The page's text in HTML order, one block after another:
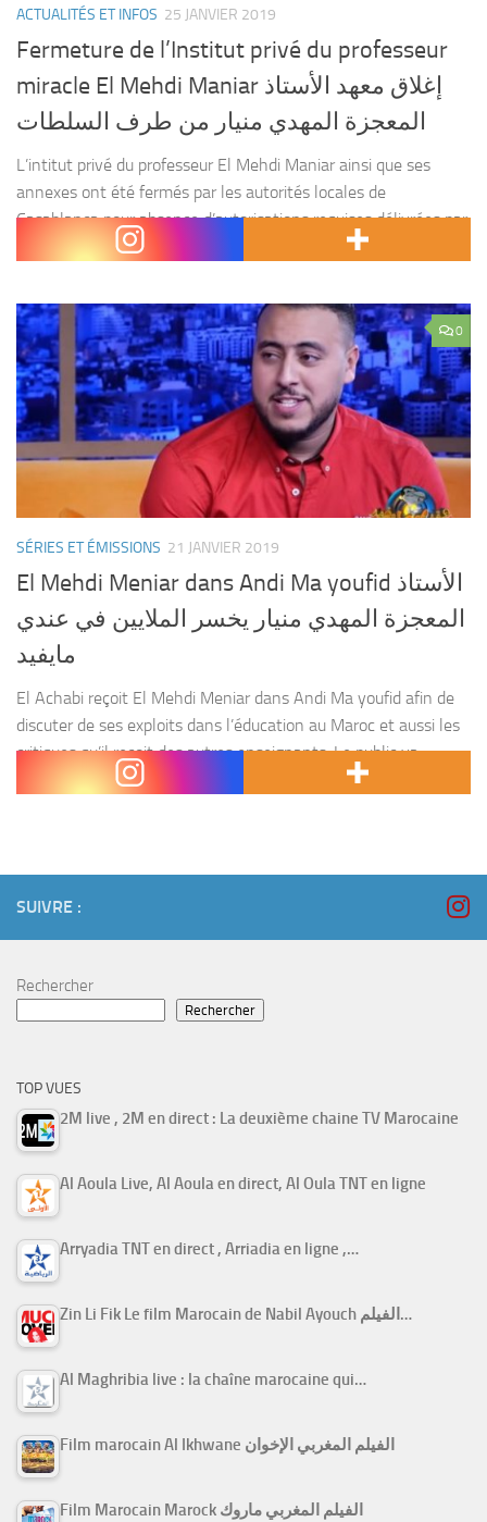
ACTUALITÉS ET INFOS 25 JANVIER 2019
Fermeture de l’Institut privé du professeur
miracle El Mehdi Maniar إغلاق معهد الأستاذ
المعجزة المهدي منيار من طرف السلطات
L’intitut privé du professeur El Mehdi Maniar ainsi que ses
annexes ont été fermés par les autorités locales de
Casablanca pour absence d’autorisations requises délivrées par
le département de tutelle. Le ministère de l’Education...
0
SÉRIES ET ÉMISSIONS 21 JANVIER 2019
El Mehdi Meniar dans Andi Ma youfid الأستاذ
المعجزة المهدي منيار يخسر الملايين في عندي
مايفيد
El Achabi reçoit El Mehdi Meniar dans Andi Ma youfid afin de
discuter de ses exploits dans l’éducation au Maroc et aussi les
critiques qu’il reçoit des autres enseignants. Le public va
rapidement réagir...
SUIVRE :
Rechercher
Rechercher
TOP VUES
2M live , 2M en direct : La deuxième chaine TV Marocaine
Al Aoula Live, Al Aoula en direct, Al Oula TNT en ligne
Arryadia TNT en direct , Arriadia en ligne ,…
Zin Li Fik Le film Marocain de Nabil Ayouch الفيلم…
Al Maghribia live : la chaîne marocaine qui…
Film marocain Al Ikhwane الفيلم المغربي الإخوان
Film Marocain Marock الفيلم المغربي ماروك